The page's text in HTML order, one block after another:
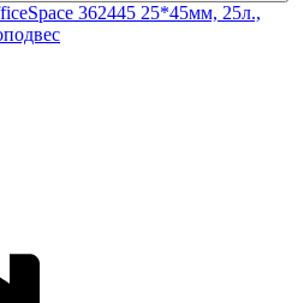
362445 25*45мм, 25л.,